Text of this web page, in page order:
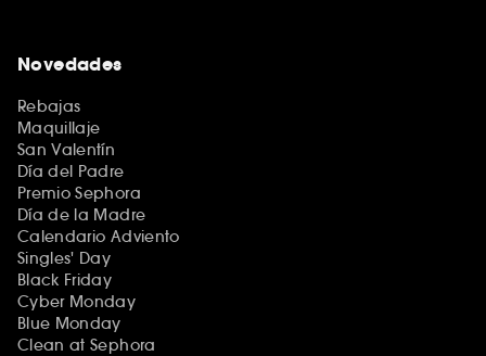
Novedades
Rebajas
Maquillaje
San Valentín
Día del Padre
Premio Sephora
Día de la Madre
Calendario Adviento
Singles' Day
Black Friday
Cyber Monday
Blue Monday
Clean at Sephora